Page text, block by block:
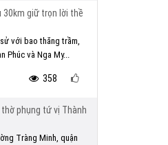
30km giữ trọn lời thề
với bao thăng trầm,
Phúc và Nga My...
358
phụng tứ vị Thành
Tràng Minh, quận